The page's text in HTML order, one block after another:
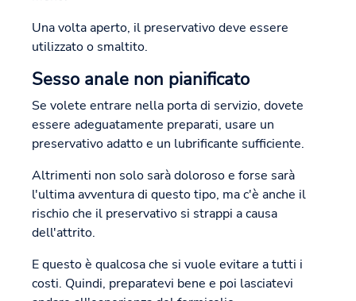
Una volta aperto, il preservativo deve essere
utilizzato o smaltito.
Sesso anale non pianificato
Se volete entrare nella porta di servizio, dovete
essere adeguatamente preparati, usare un
preservativo adatto e un lubrificante sufficiente.
Altrimenti non solo sarà doloroso e forse sarà
l'ultima avventura di questo tipo, ma c'è anche il
rischio che il preservativo si strappi a causa
dell'attrito.
E questo è qualcosa che si vuole evitare a tutti i
costi. Quindi, preparatevi bene e poi lasciatevi